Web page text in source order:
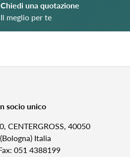
Chiedi una quotazione
Il meglio per te
socio unico
CENTERGROSS, 40050
Italia
051 4388199